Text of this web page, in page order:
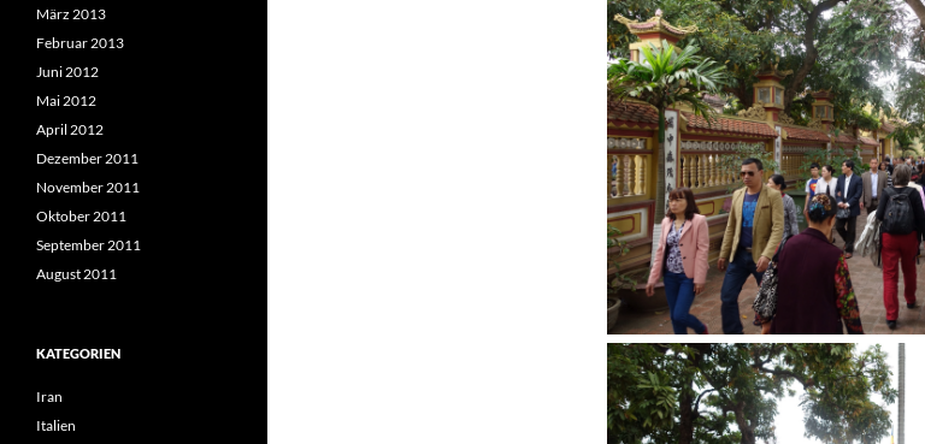
März 2013
Februar 2013
Juni 2012
Mai 2012
April 2012
Dezember 2011
November 2011
Oktober 2011
September 2011
August 2011
KATEGORIEN
Iran
Italien